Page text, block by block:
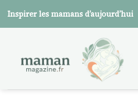
toInspirer les mamans d’aujourd’hui